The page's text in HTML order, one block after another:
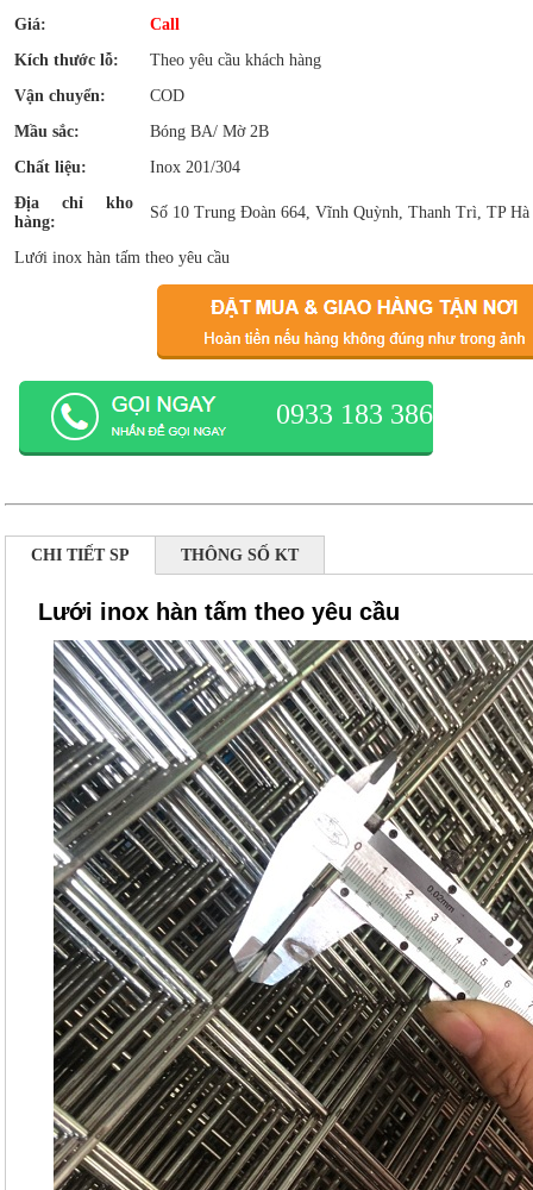
Giá:
Call
Kích thước lỗ:
Theo yêu cầu khách hàng
Vận chuyển:
COD
Mầu sắc:
Bóng BA/ Mờ 2B
Chất liệu:
Inox 201/304
Địa chỉ kho
hàng:
Số 10 Trung Đoàn 664, Vĩnh Quỳnh, Thanh Trì, TP
Lưới inox hàn tấm theo yêu cầu
0933 183 386
CHI TIẾT SP THÔNG SỐ KT
Lưới inox hàn tấm theo yêu cầu